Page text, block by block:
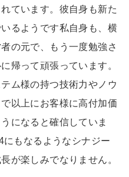
ています。彼自身も新た
るようです私自身も、横
の元で、もう一度勉強さ
帰って頑張っています。
ム様の持つ技術力やノウ
以上にお客様に高付加価
になると確信していま
にもなるようなシナジー
が楽しみでなりません。